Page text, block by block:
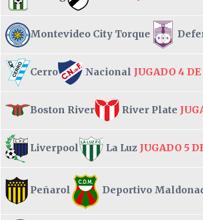
Montevideo City Torque
Cerro Nacional JUGADO 4
Boston River River Plate
Liverpool La Luz JUGADO 5
Peñarol Deportivo